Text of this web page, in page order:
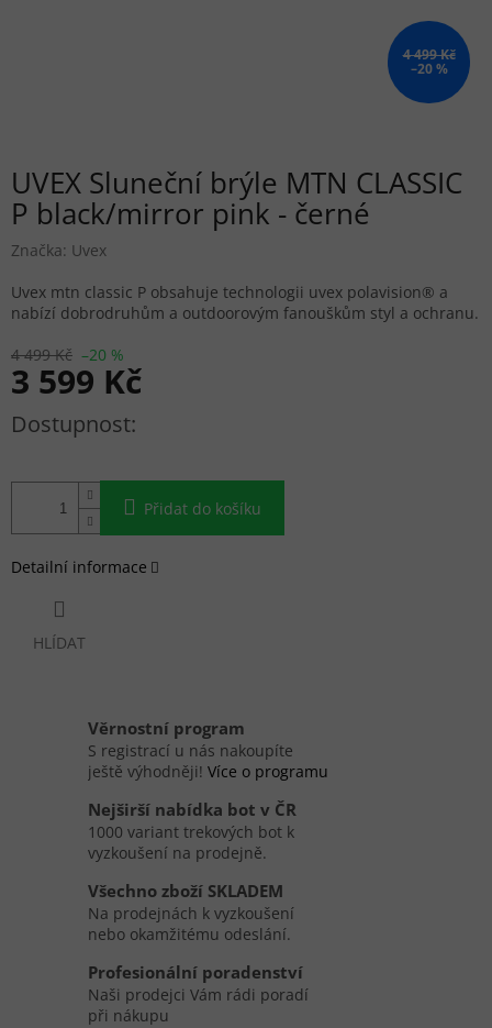
4 499 Kč
–20 %
UVEX Sluneční brýle MTN CLASSIC
P black/mirror pink - černé
Značka: Uvex
4 499 Kč –20 %
3 599 Kč
Měrná cena:
Přidat do košíku
Uvex mtn classic P obsahuje technologii uvex polavision® a
nabízí dobrodruhům a outdoorovým fanouškům styl a ochranu.
Detailní informace
HLÍDAT
Věrnostní program
S registrací u nás nakoupíte
ještě výhodněji! Více o programu
Nejširší nabídka bot v ČR
1000 variant trekových bot k
vyzkoušení na prodejně.
Všechno zboží SKLADEM
Na prodejnách k vyzkoušení
nebo okamžitému odeslání.
Profesionální poradenství
Naši prodejci Vám rádi poradí
při nákupu